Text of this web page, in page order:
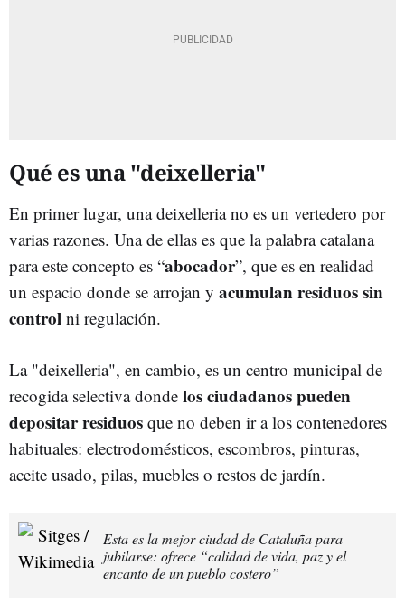
Qué es una "deixelleria"
En primer lugar, una deixelleria no es un vertedero por
varias razones. Una de ellas es que la palabra catalana
para este concepto es “abocador”, que es en realidad
un espacio donde se arrojan y acumulan residuos sin
control ni regulación.
La "deixelleria", en cambio, es un centro municipal de
recogida selectiva donde los ciudadanos pueden
depositar residuos que no deben ir a los contenedores
habituales: electrodomésticos, escombros, pinturas,
aceite usado, pilas, muebles o restos de jardín.
Esta es la mejor ciudad de Cataluña para
jubilarse: ofrece “calidad de vida, paz y el
encanto de un pueblo costero”